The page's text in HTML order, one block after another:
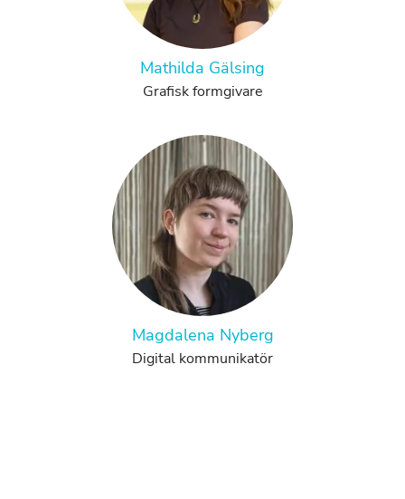
Mathilda Gälsing
Grafisk formgivare
Magdalena Nyberg
Digital kommunikatör